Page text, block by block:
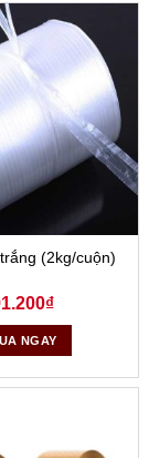
(2kg/cuộn)
₫
NGAY